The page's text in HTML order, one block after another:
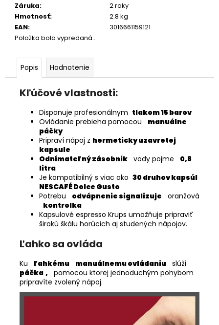
Záruka:
2 roky
Hmotnosť:
2.8 kg
EAN:
3016661159121
Položka bola vypredaná…
Popis Hodnotenie
Kľúčové vlastnosti:
Disponuje profesionálnym tlakom 15 barov
Ovládanie prebieha pomocou
manuálne
páčky
Pripraví nápoj z hermeticky uzavretej
kapsule
Odnímateľný zásobník vody pojme
0,8
litra
Je kompatibilný s viac ako 30 druhov kapsúl
NESCAFÉ Dolce Gusto
Potrebu
odvápnenie signalizuje
oranžová
kontrolka
Kapsulové espresso Krups umožňuje pripraviť
širokú škálu horúcich aj studených nápojov.
Ľahko sa ovláda
Ku ľahkému manuálnemu ovládaniu slúži
páčka ,
pomocou ktorej jednoduchým pohybom
pripravíte zvolený nápoj.